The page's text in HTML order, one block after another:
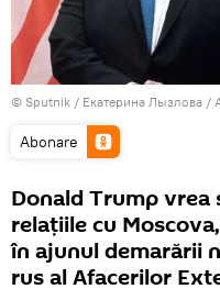
© Sputnik / Екатерина Лызлова /
Abonare
Donald Trump vrea
relațiile cu
în ajunul demarării
rus al Afacerilor